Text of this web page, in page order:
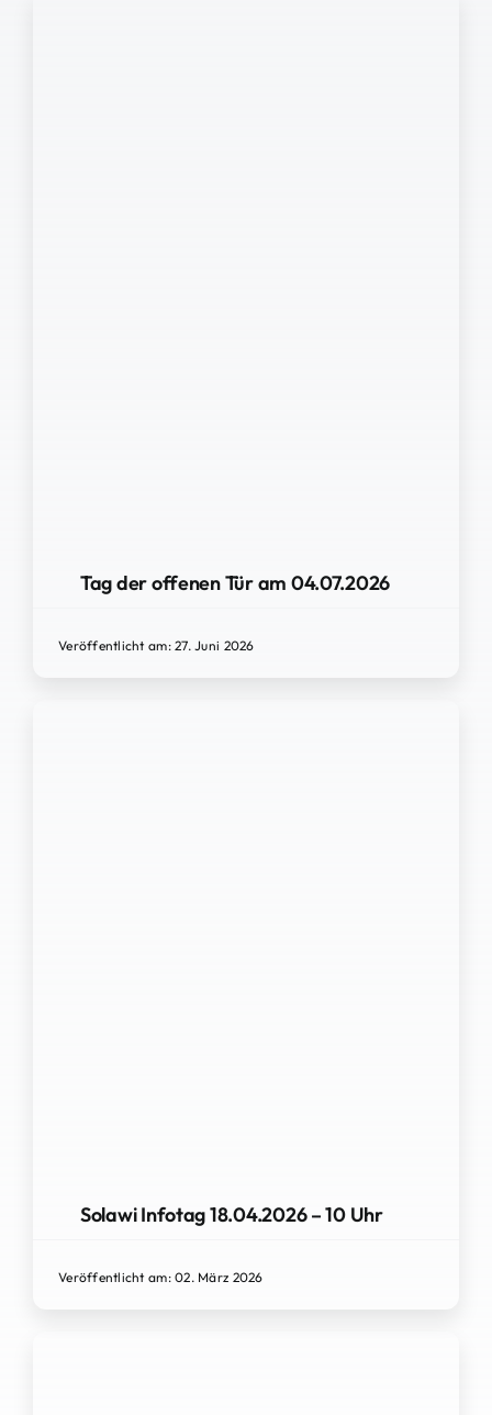
Tag der offenen Tür am 04.07.2026
Veröffentlicht am: 27. Juni 2026
Solawi Infotag 18.04.2026 – 10 Uhr
Veröffentlicht am: 02. März 2026